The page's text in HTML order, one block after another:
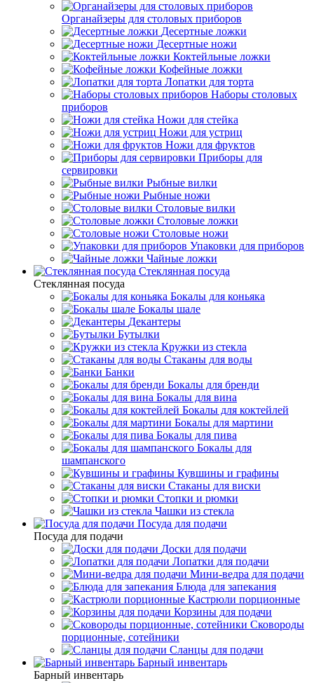
Органайзеры для столовых приборов
Десертные ложки
Десертные ножи
Коктейльные ложки
Кофейные ложки
Лопатки для торта
Наборы столовых
приборов
Ножи для стейка
Ножи для устриц
Ножи для фруктов
Приборы для
сервировки
Рыбные вилки
Рыбные ножи
Столовые вилки
Столовые ложки
Столовые ножи
Упаковки для приборов
Чайные ложки
Стеклянная посуда
Стеклянная посуда
Бокалы для коньяка
Бокалы шале
Декантеры
Бутылки
Кружки из стекла
Стаканы для воды
Банки
Бокалы для бренди
Бокалы для вина
Бокалы для коктейлей
Бокалы для мартини
Бокалы для пива
Бокалы для
шампанского
Кувшины и графины
Стаканы для виски
Стопки и рюмки
Чашки из стекла
Посуда для подачи
Посуда для подачи
Доски для подачи
Лопатки для подачи
Мини-ведра для подачи
Блюда для запекания
Кастрюли порционные
Корзины для подачи
Сковороды
порционные, сотейники
Сланцы для подачи
Барный инвентарь
Барный инвентарь